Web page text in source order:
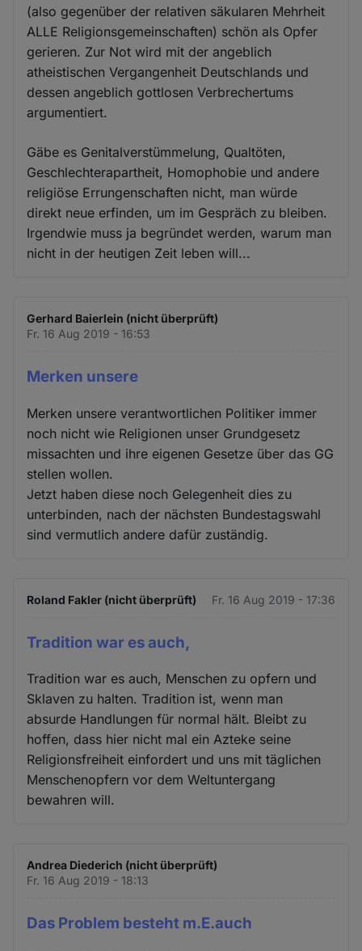
(also gegenüber der relativen säkularen Mehrheit
ALLE Religionsgemeinschaften) schön als Opfer
gerieren. Zur Not wird mit der angeblich
atheistischen Vergangenheit Deutschlands und
dessen angeblich gottlosen Verbrechertums
argumentiert.
Gäbe es Genitalverstümmelung, Qualtöten,
Geschlechterapartheit, Homophobie und andere
religiöse Errungenschaften nicht, man würde
direkt neue erfinden, um im Gespräch zu bleiben.
Irgendwie muss ja begründet werden, warum man
nicht in der heutigen Zeit leben will...
Gerhard Baierlein (nicht überprüft)
Fr. 16 Aug 2019 - 16:53
Merken unsere
Merken unsere verantwortlichen Politiker immer
noch nicht wie Religionen unser Grundgesetz
missachten und ihre eigenen Gesetze über das GG
stellen wollen.
Jetzt haben diese noch Gelegenheit dies zu
unterbinden, nach der nächsten Bundestagswahl
sind vermutlich andere dafür zuständig.
Roland Fakler (nicht überprüft) Fr. 16 Aug 2019 - 17:36
Tradition war es auch,
Tradition war es auch, Menschen zu opfern und
Sklaven zu halten. Tradition ist, wenn man
absurde Handlungen für normal hält. Bleibt zu
hoffen, dass hier nicht mal ein Azteke seine
Religionsfreiheit einfordert und uns mit täglichen
Menschenopfern vor dem Weltuntergang
bewahren will.
Andrea Diederich (nicht überprüft)
Fr. 16 Aug 2019 - 18:13
Das Problem besteht m.E.auch